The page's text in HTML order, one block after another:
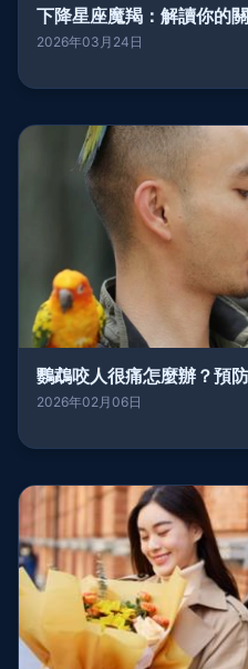
下降星座魔羯：解讀你的
2026年03月24日
鸚鵡咬人很痛怎麼辦？預
2026年02月06日